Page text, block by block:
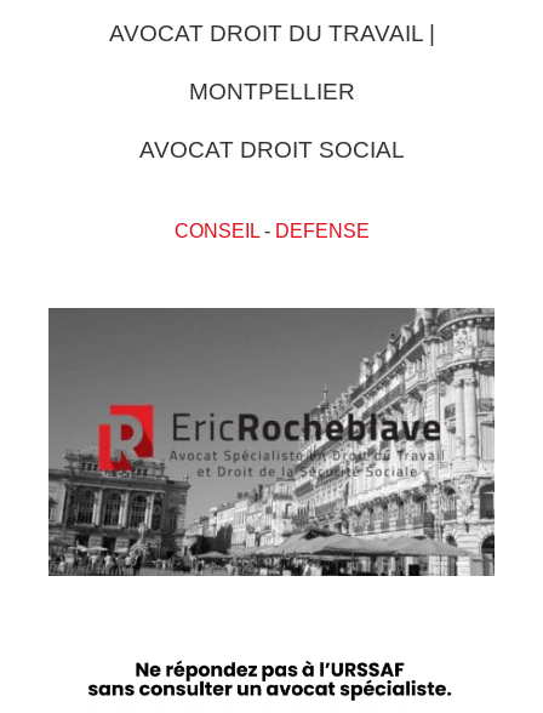
AVOCAT DROIT DU TRAVAIL |
MONTPELLIER
AVOCAT DROIT SOCIAL
CONSEIL- DEFENSE